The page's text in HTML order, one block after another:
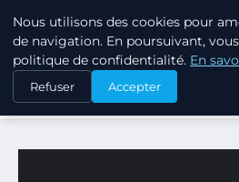
TUEZ-LES TOUS
ACCUEIL
TENDANCES DU MARCHÉ
ÉTAT DES LIEUX DE LA FRANCHISE
Nous utilisons des cookies pour
de navigation. En poursuivant,
politique de confidentialité. En
Refuser Accepter